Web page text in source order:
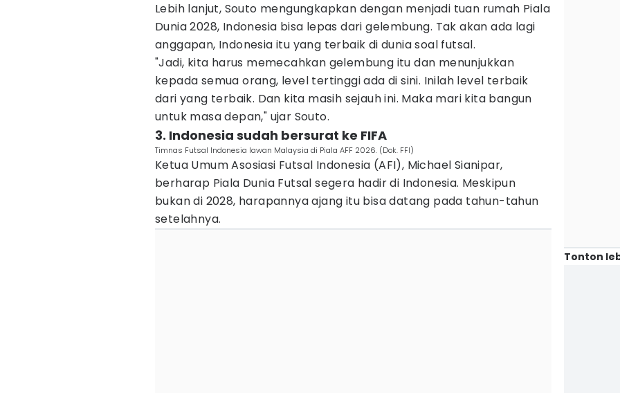
Lebih lanjut, Souto mengungkapkan dengan menjadi tuan rumah Piala
Dunia 2028, Indonesia bisa lepas dari gelembung. Tak akan ada lagi
anggapan, Indonesia itu yang terbaik di dunia soal futsal.
"Jadi, kita harus memecahkan gelembung itu dan menunjukkan
kepada semua orang, level tertinggi ada di sini. Inilah level terbaik
dari yang terbaik. Dan kita masih sejauh ini. Maka mari kita bangun
untuk masa depan," ujar Souto.
3. Indonesia sudah bersurat ke FIFA
Timnas Futsal Indonesia lawan Malaysia di Piala AFF 2026. (Dok. FFI)
Ketua Umum Asosiasi Futsal Indonesia (AFI), Michael Sianipar,
berharap Piala Dunia Futsal segera hadir di Indonesia. Meskipun
bukan di 2028, harapannya ajang itu bisa datang pada tahun-tahun
setelahnya.
Tonton